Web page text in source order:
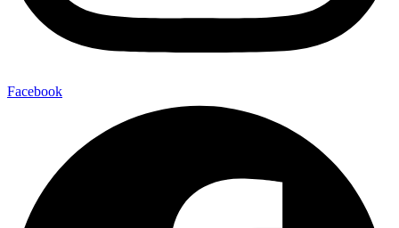
Facebook